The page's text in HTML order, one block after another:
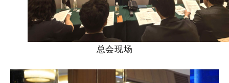
总会现场